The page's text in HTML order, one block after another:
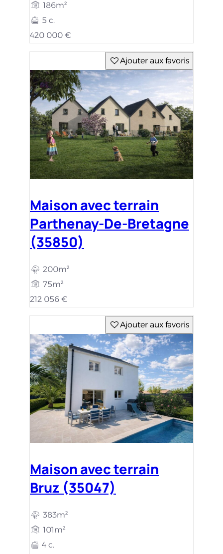
186m²
5 c.
420 000 €
Ajouter aux favoris
Maison avec terrain
Parthenay-De-Bretagne
(35850)
200m²
75m²
212 056 €
Ajouter aux favoris
Maison avec terrain
Bruz (35047)
383m²
101m²
4 c.